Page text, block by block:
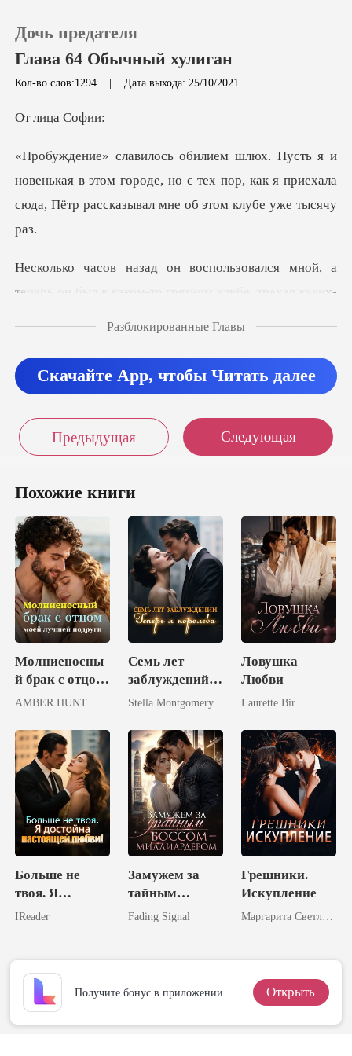
Пополнить
История чтения
Дочь предателя
Глава 64 Обычный хулиган
Кол-во слов:1294 | Дата выхода: 25/10/2021
ица
нькая в этом городе, но с тех пор, как я приехала
сю
лся мной, а
теперь он был в каком-то
то винить. Он с пер
Разблокированные Главы
Скачайте App, чтобы Читать далее
Предыдущая Следующая
Похожие книги
Молниеносны
й брак с отцом
моей лучшей
AMBER HUNT
Семь лет
заблуждений.
Теперь я
Stella Montgomery
Ловушка
Любви
Laurette Bir
Больше не
твоя. Я
достойна
IReader
Замужем за
тайным
боссом-
Fading Signal
Грешники.
Искупление
Маргарита Светлова
Получите бонус в приложении Открыть